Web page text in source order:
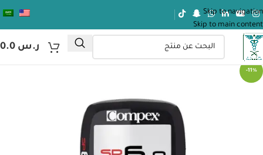
Skip to navigation
Skip to main content
ر.س
-11%